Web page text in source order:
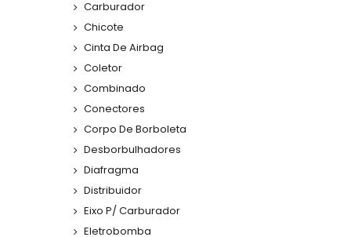
Carburador
Chicote
Cinta De Airbag
Coletor
Combinado
Conectores
Corpo De Borboleta
Desborbulhadores
Diafragma
Distribuidor
Eixo P/ Carburador
Eletrobomba